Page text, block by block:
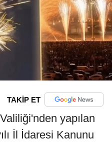
TAKİP ET
yapılan
İl İdaresi Kanunu